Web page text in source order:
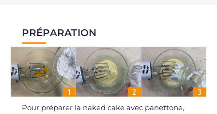
PRÉPARATION
Pour préparer la naked cake avec panettone,